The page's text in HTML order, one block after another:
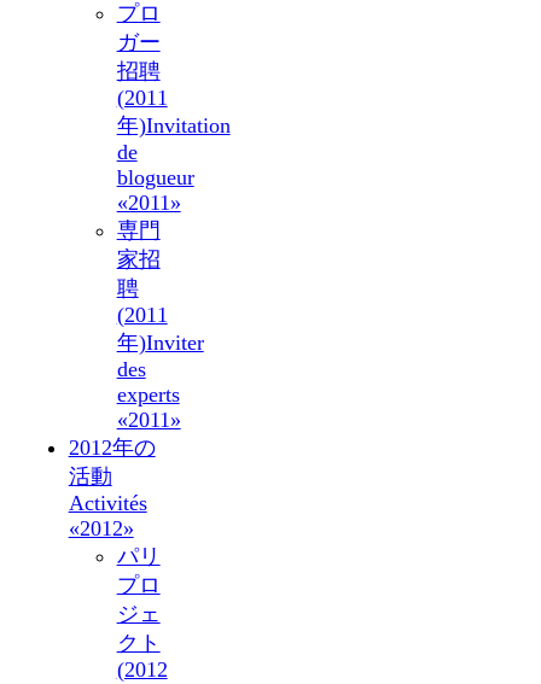
プロ
ガー
招聘
(2011
年)Invitation
de
blogueur
«2011»
専門
家招
聘
(2011
年)Inviter
des
experts
«2011»
2012年の
活動
Activités
«2012»
パリ
プロ
ジェ
クト
(2012